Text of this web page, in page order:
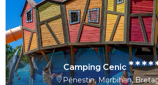
Camping Cenic
Pénestin, Morbihan,